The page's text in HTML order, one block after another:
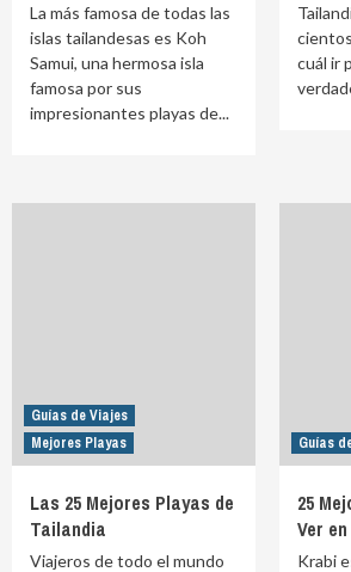
La más famosa de todas las
islas tailandesas es Koh
Samui, una hermosa isla
famosa por sus
impresionantes playas de...
cuál ir
Guías de Viajes
Mejores Playas
Las 25 Mejores Playas de
Tailandia
Viajeros de todo el mundo
Guías
25
Ver
Krabi